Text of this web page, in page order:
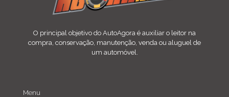
O principal objetivo do AutoAgora é auxiliar o leitor na
compra, conservação, manutenção, venda ou aluguel de
um automóvel.
Menu